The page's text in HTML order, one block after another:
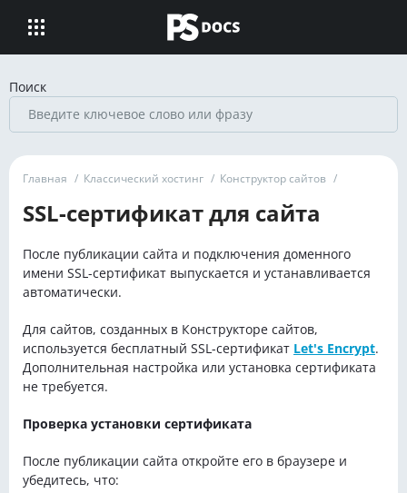
Поиск
Главная / Классический хостинг / Конструктор сайтов /
SSL-сертификат для сайта
После публикации сайта и подключения доменного
имени SSL-сертификат выпускается и устанавливается
автоматически.
Для сайтов, созданных в Конструкторе сайтов,
используется бесплатный SSL-сертификат Let's Encrypt.
Дополнительная настройка или установка сертификата
не требуется.
Проверка установки сертификата
После публикации сайта откройте его в браузере и
убедитесь, что: